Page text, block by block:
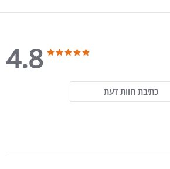
4.8
4.8 star rating
כתיבת חוות דעת